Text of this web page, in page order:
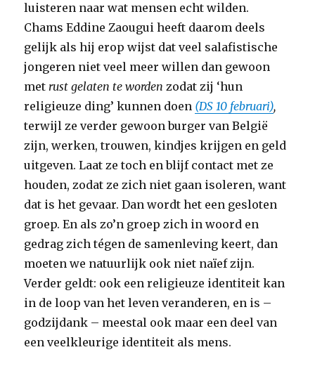
luisteren naar wat mensen echt wilden.
Chams Eddine Zaougui heeft daarom deels
gelijk als hij erop wijst dat veel salafistische
jongeren niet veel meer willen dan gewoon
metrust gelaten te wordenzodat zij ‘hun
religieuze ding’ kunnen doen (DS 10 februari),
terwijl ze verder gewoon burger van België
zijn, werken, trouwen, kindjes krijgen en geld
uitgeven. Laat ze toch en blijf contact met ze
houden, zodat ze zich niet gaan isoleren, want
dat is het gevaar. Dan wordt het een gesloten
groep. En als zo’n groep zich in woord en
gedrag zich tégen de samenleving keert, dan
moeten we natuurlijk ook niet naïef zijn.
Verder geldt: ook een religieuze identiteit kan
in de loop van het leven veranderen, en is –
godzijdank – meestal ook maar een deel van
een veelkleurige identiteit als mens.